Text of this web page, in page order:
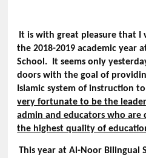
It is with great pleasure that I
the 2018-2019 academic year
School. It seems only
doors with the goal of
Islamic system of instruction
very fortunate to be the
admin and educators who
the highest quality of
This year at Al-Noor Bilingual